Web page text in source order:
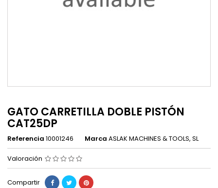
GATO CARRETILLA DOBLE PISTÓN
CAT25DP
Referencia 10001246 Marca ASLAK MACHINES & TOOLS, SL
Valoración
Compartir